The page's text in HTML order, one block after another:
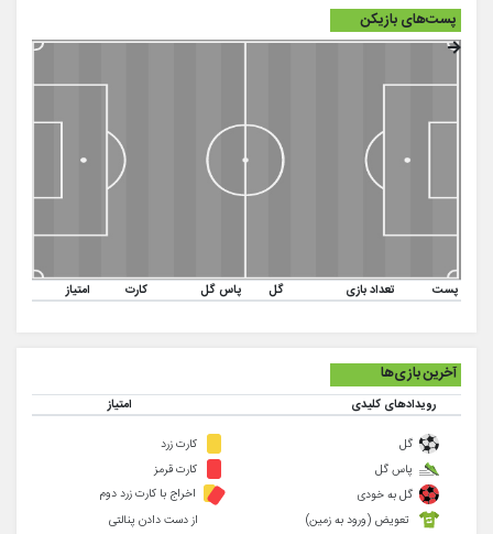
پست‌های بازیکن
پست تعداد بازی گل پاس گل کارت امتیاز
آخرین بازی‌ها
رویدادهای کلیدی امتیاز
گل
پاس گل
گل به خودی
کارت زرد
کارت قرمز
اخراج با کارت زرد دوم
تعویض (ورود به زمین)
از دست دادن پنالتی